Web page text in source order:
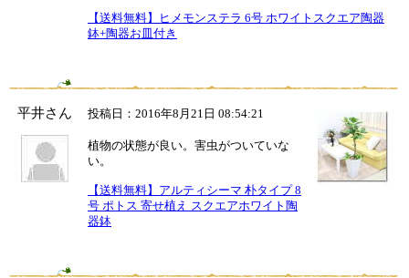
【送料無料】ヒメモンステラ 6号 ホワイトスクエア陶器
鉢+陶器お皿付き
平井さん 投稿日：2016年8月21日 08:54:21
植物の状態が良い。害虫がついていな
い。
【送料無料】アルティシーマ 朴タイプ 8
号 ポトス 寄せ植え スクエアホワイト陶
器鉢